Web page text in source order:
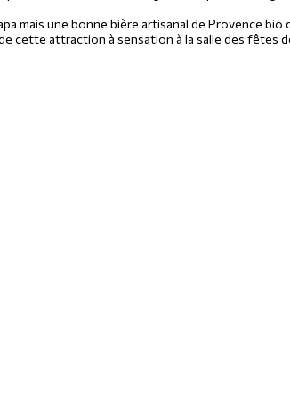
mais une bonne bière artisanal de Provence bio
cette attraction à sensation à la salle des fêtes